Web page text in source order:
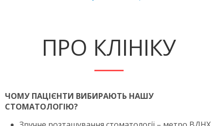
ПРО КЛІНІКУ
ЧОМУ ПАЦІЄНТИ ВИБИРАЮТЬ НАШУ
СТОМАТОЛОГІЮ?